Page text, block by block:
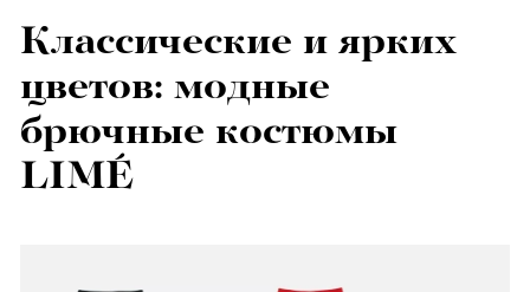
Классические и ярких
цветов: модные
брючные костюмы
LIMÉ